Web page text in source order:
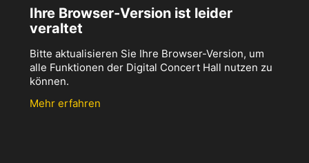
Ihre Browser-Version ist leider
veraltet
Bitte aktualisieren Sie Ihre Browser-Version, um
alle Funktionen der Digital Concert Hall nutzen zu
können.
Mehr erfahren